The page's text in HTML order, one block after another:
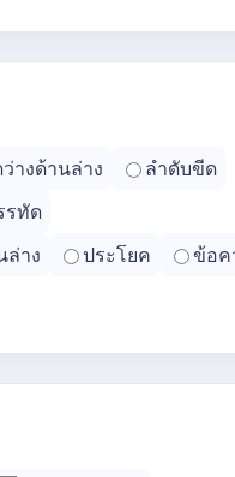
างด้านล่าง
ลำดับขีด
รทัด
ล่าง ประโยค
ข้อค